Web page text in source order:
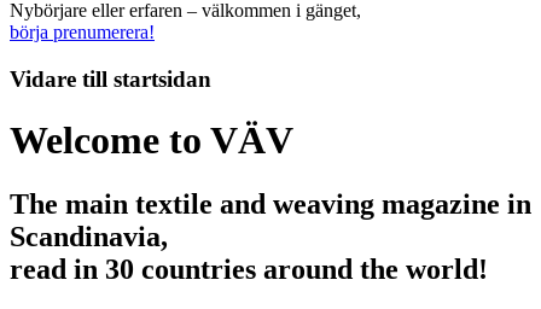
Nybörjare eller erfaren – välkommen i gänget,
börja prenumerera!
Vidare till startsidan
Welcome to VÄV
The main textile and weaving magazine in
Scandinavia,
read in 30 countries around the world!